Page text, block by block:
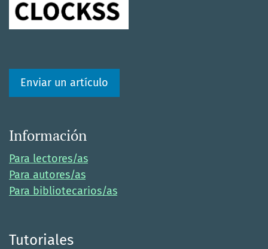
Enviar un artículo
Información
Para lectores/as
Para autores/as
Para bibliotecarios/as
Tutoriales